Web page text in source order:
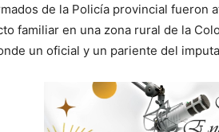
de la Policía provincial fueron
familiar en una zona rural de la
un oficial y un pariente del